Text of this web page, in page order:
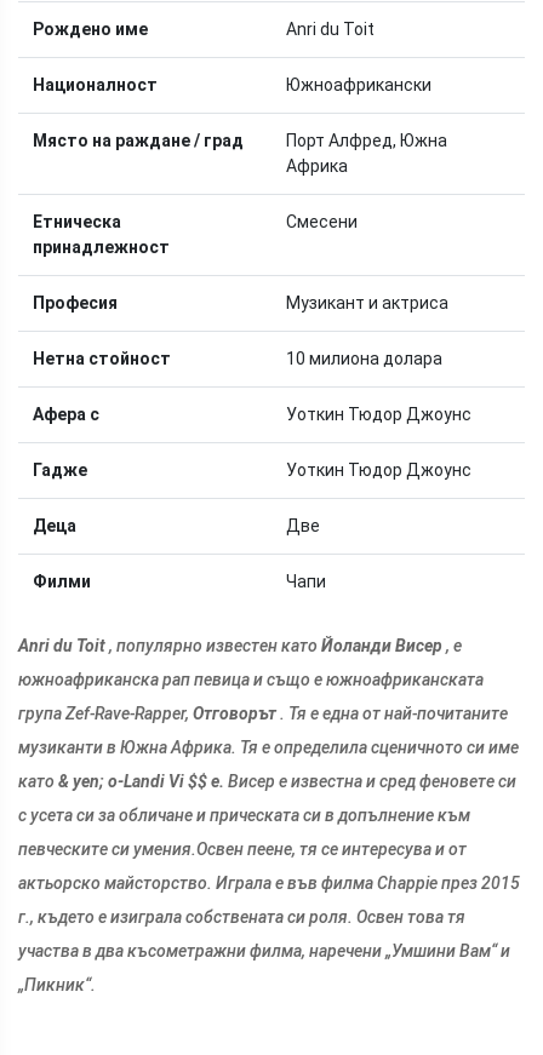
Рождено име Anri du Toit
Националност Южноафрикански
Място на раждане / град
Порт Алфред, Южна
Африка
Етническа
принадлежност
Смесени
Професия Музикант и актриса
Нетна стойност 10 милиона долара
Афера с Уоткин Тюдор Джоунс
Гадже Уоткин Тюдор Джоунс
Деца Две
Филми Чапи
Anri du Toit, популярно известен като Йоланди Висер , е
южноафриканска рап певица и също е южноафриканската
група Zef-Rave-Rapper, Отговорът. Тя е една от най-почитаните
музиканти в Южна Африка. Тя е определила сценичното си име
като & yen; o-Landi Vi $$ е. Висер е известна и сред феновете си
с усета си за обличане и прическата си в допълнение към
певческите си умения.Освен пеене, тя се интересува и от
актьорско майсторство. Играла е във филма Chappie през 2015
г., където е изиграла собствената си роля. Освен това тя
участва в два късометражни филма, наречени „Умшини Вам“ и
„Пикник“.